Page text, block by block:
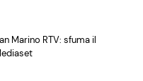
Marino RTV: sfuma il